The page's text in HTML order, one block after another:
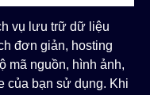
vụ lưu trữ dữ liệu
đơn giản, hosting
mã nguồn, hình ảnh,
của bạn sử dụng. Khi